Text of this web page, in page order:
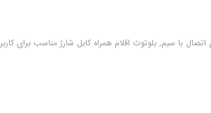
دو گوشی نوع اتصال با سیم, بلوتوث اقلام همراه کابل شارژ مناسب برای کاربر